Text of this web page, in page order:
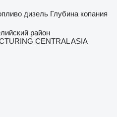
дизель Глубина копания
район
CENTRAL ASIA